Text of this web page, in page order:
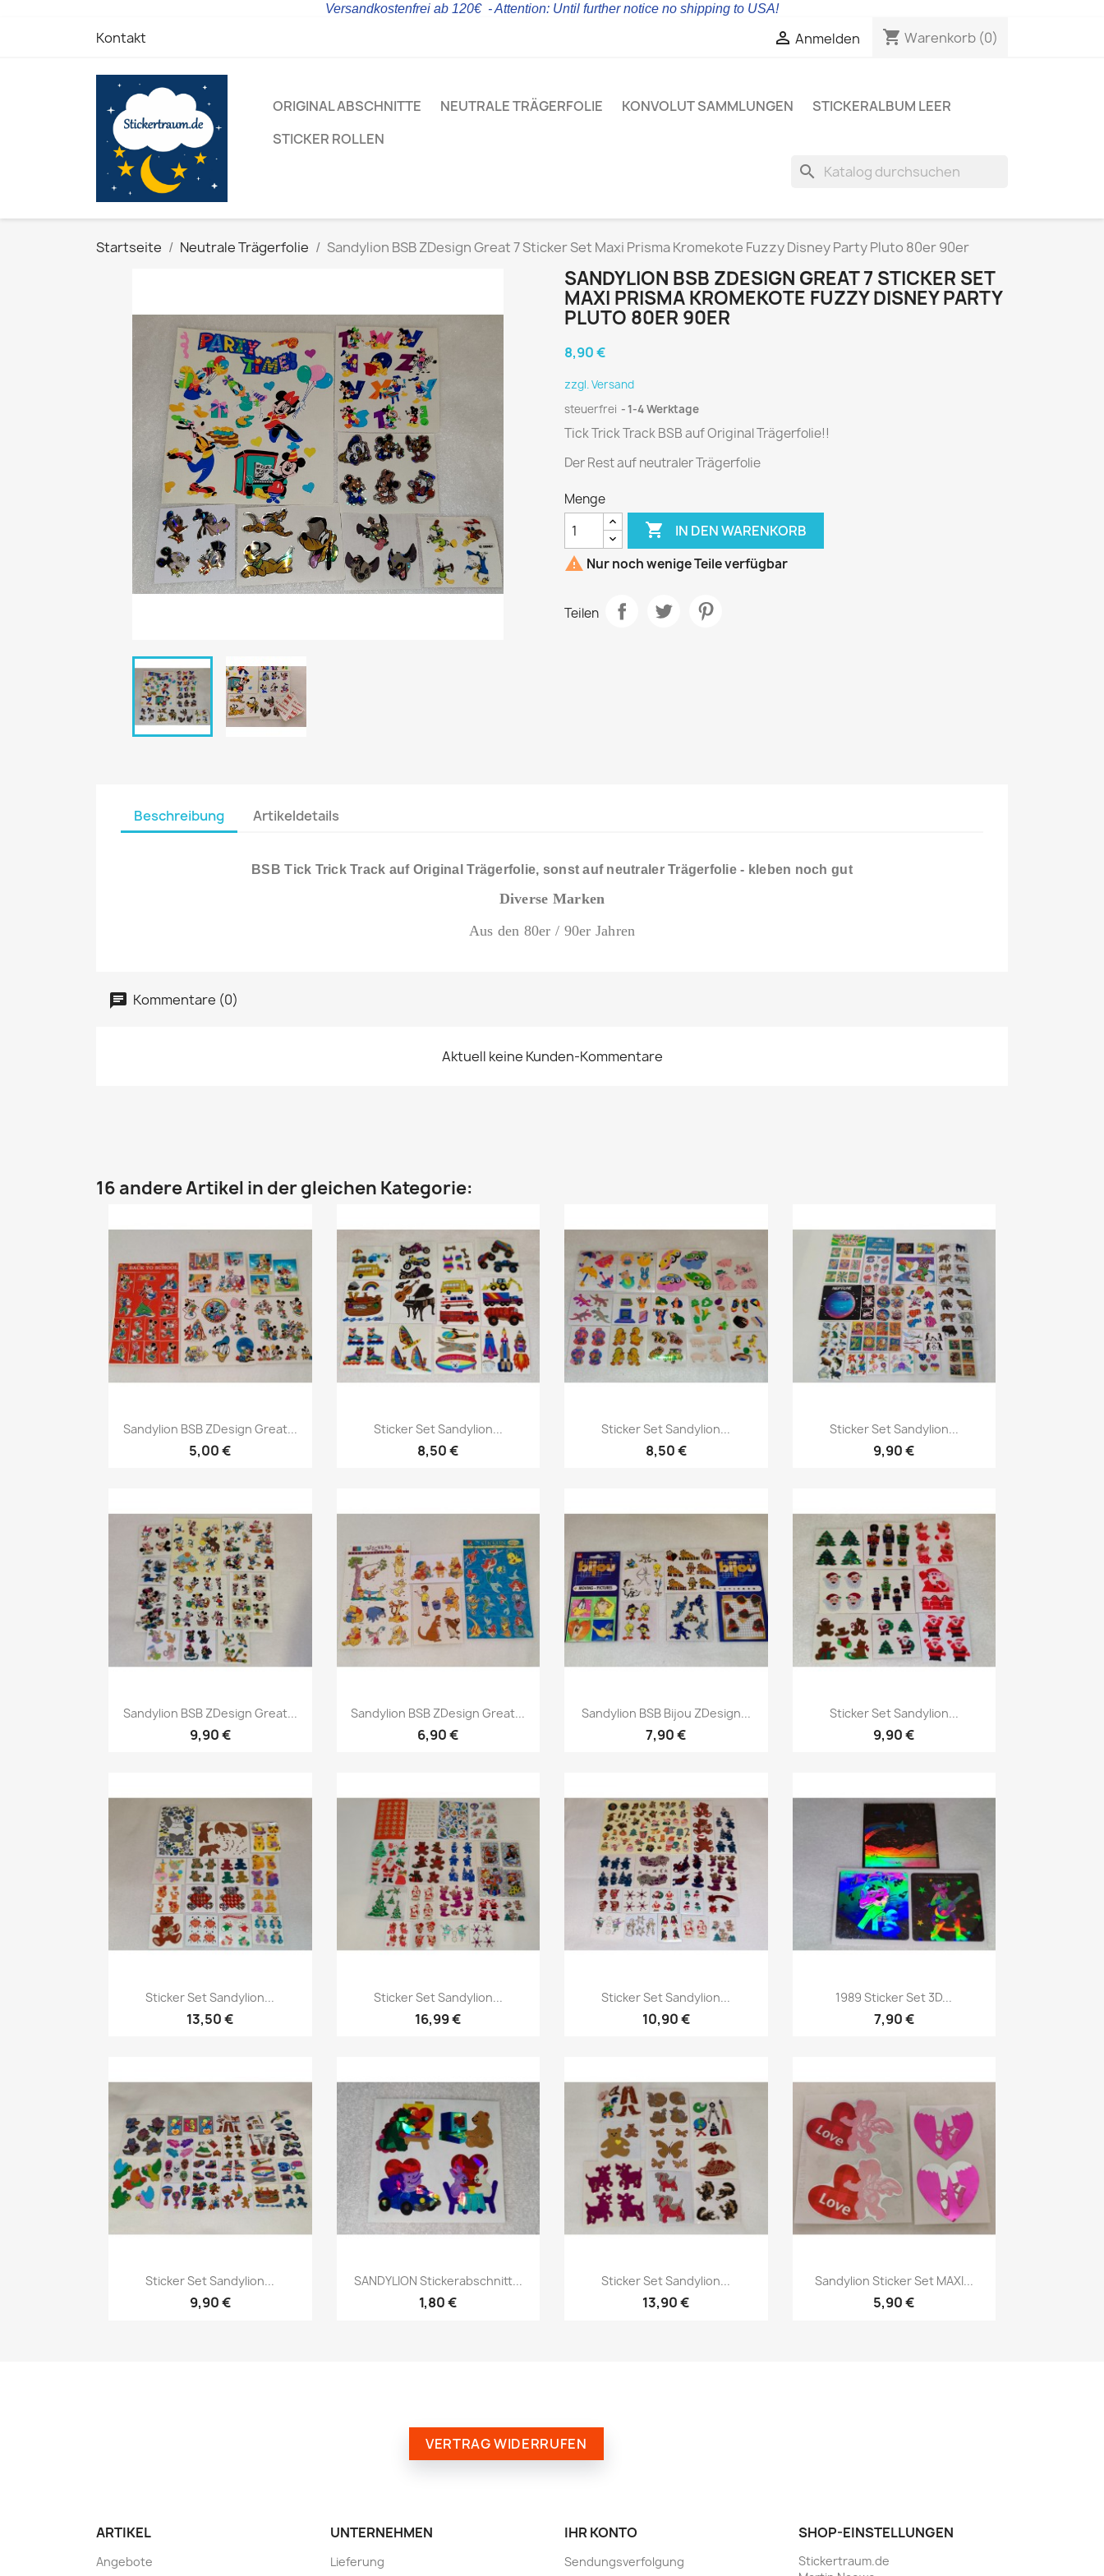
Versandkostenfrei ab 120€ - Attention: Until further notice no shipping to USA!
Kontakt  Anmelden shopping_cart Warenkorb (0)
ORIGINAL ABSCHNITTE NEUTRALE TRÄGERFOLIE KONVOLUT SAMMLUNGEN
STICKERALBUM LEER
STICKER ROLLEN
search
Startseite Neutrale Trägerfolie Sandylion BSB ZDesign Great 7 Sticker Set Maxi Prisma Kromekote Fuzzy Disney Party Pluto 80er 90er
SANDYLION BSB ZDESIGN GREAT 7 STICKER SET
MAXI PRISMA KROMEKOTE FUZZY DISNEY PARTY
PLUTO 80ER 90ER
8,90 €
zzgl. Versand
steuerfrei
1-4 Werktage
Tick Trick Track BSB auf Original Trägerfolie!!
Der Rest auf neutraler Trägerfolie
Menge
 IN DEN WARENKORB
 Nur noch wenige Teile verfügbar
Teilen
Beschreibung Artikeldetails
BSB Tick Trick Track auf Original Trägerfolie, sonst auf neutraler Trägerfolie - kleben noch gut
Diverse Marken
Aus den 80er / 90er Jahren
Kommentare (0)
Aktuell keine Kunden-Kommentare
16 andere Artikel in der gleichen Kategorie:
Sandylion BSB ZDesign Great...
5,00 €
Sticker Set Sandylion...
8,50 €
Sticker Set Sandylion...
8,50 €
Sticker Set Sandylion...
9,90 €
Sandylion BSB ZDesign Great...
9,90 €
Sandylion BSB ZDesign Great...
6,90 €
Sandylion BSB Bijou ZDesign...
7,90 €
Sticker Set Sandylion...
9,90 €
Sticker Set Sandylion...
13,50 €
Sticker Set Sandylion...
16,99 €
Sticker Set Sandylion...
10,90 €
1989 Sticker Set 3D...
7,90 €
Sticker Set Sandylion...
9,90 €
SANDYLION Stickerabschnitt...
1,80 €
Sticker Set Sandylion...
13,90 €
Sandylion Sticker Set MAXI...
5,90 €
VERTRAG WIDERRUFEN
ARTIKEL
Angebote
UNTERNEHMEN
Lieferung
IHR KONTO
Sendungsverfolgung
SHOP-EINSTELLUNGEN
Stickertraum.de